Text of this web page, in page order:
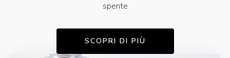
spente
SCOPRI DI PIÙ